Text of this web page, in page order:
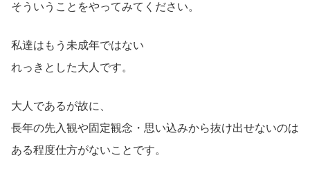
そういうことをやってみてください。
私達はもう未成年ではない
れっきとした大人です。
大人であるが故に、
長年の先入観や固定観念・思い込みから抜け出せないのは
ある程度仕方がないことです。